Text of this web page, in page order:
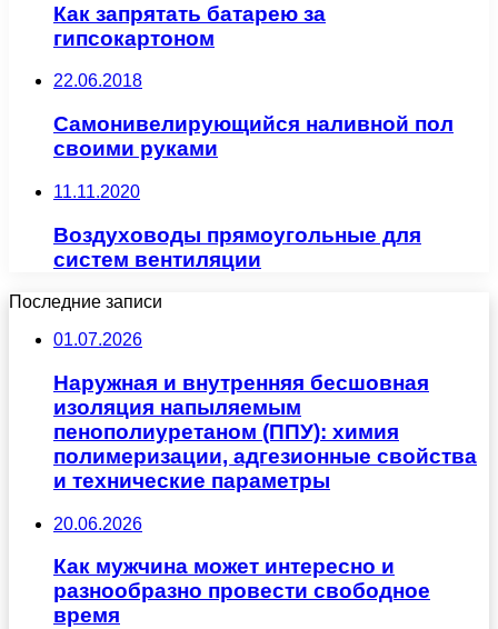
Как запрятать батарею за
гипсокартоном
22.06.2018
Самонивелирующийся наливной пол
своими руками
11.11.2020
Воздуховоды прямоугольные для
систем вентиляции
Последние записи
01.07.2026
Наружная и внутренняя бесшовная
изоляция напыляемым
пенополиуретаном (ППУ): химия
полимеризации, адгезионные свойства
и технические параметры
20.06.2026
Как мужчина может интересно и
разнообразно провести свободное
время